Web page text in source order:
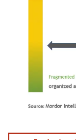
Imagem © Mordor